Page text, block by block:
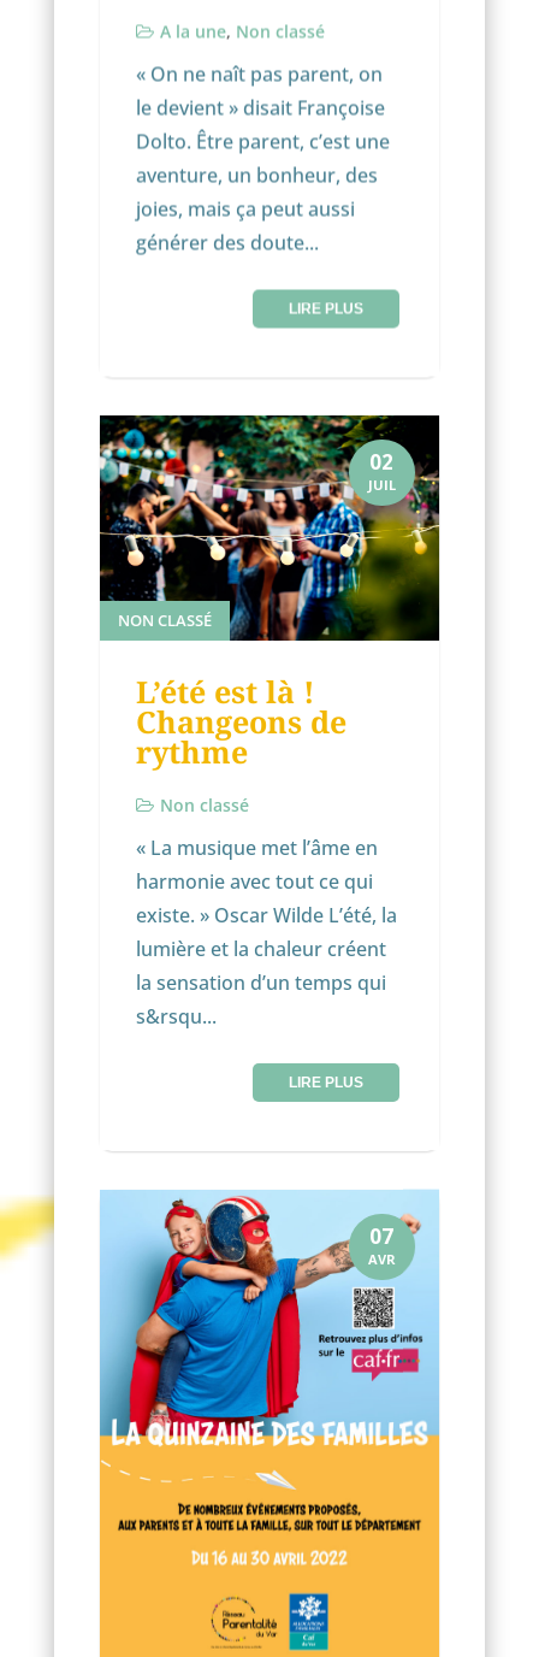
A la une, Non classé
« On ne naît pas parent, on
le devient » disait Françoise
Dolto. Être parent, c’est une
aventure, un bonheur, des
joies, mais ça peut aussi
générer des doute...
LIRE PLUS
02
JUIL
NON CLASSÉ
L’été est là !
Changeons de
rythme
Non classé
« La musique met l’âme en
harmonie avec tout ce qui
existe. » Oscar Wilde L’été, la
lumière et la chaleur créent
la sensation d’un temps qui
s&rsqu...
LIRE PLUS
07
AVR